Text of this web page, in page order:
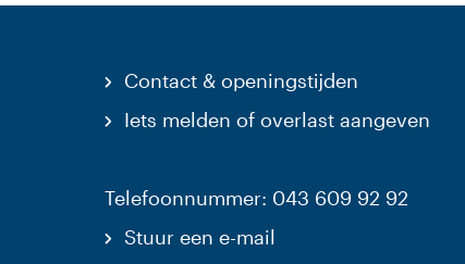
Contact & openingstijden
Iets melden of overlast aangeven
Telefoonnummer: 043 609 92 92
Stuur een e-mail